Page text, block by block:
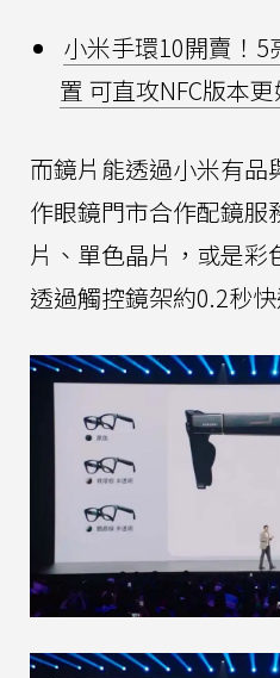
小米手環10開賣！5
置 可直攻NFC版本
而鏡片能透過小米有品
作眼鏡門市合作配鏡服
片、單色晶片，或是彩
透過觸控鏡架約0.2秒